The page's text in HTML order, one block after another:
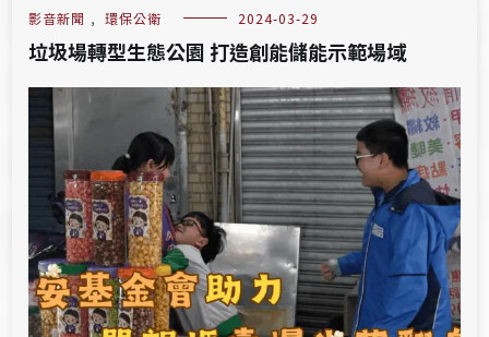
影音新聞 , 環保公衛 2024-03-29
垃圾場轉型生態公園 打造創能儲能示範場域